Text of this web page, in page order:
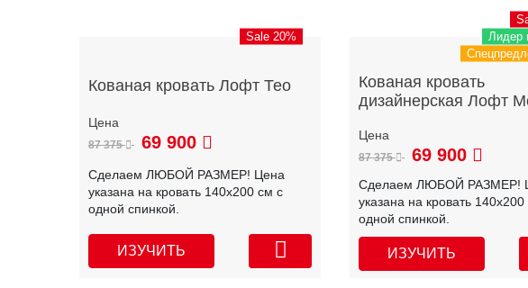
Sale 20%
Кованая кровать Лофт Тео
87 375 69 900
Сделаем ЛЮБОЙ РАЗМЕР! Цена
указана на кровать 140х200 см с
одной спинкой.
ИЗУЧИТЬ
Лидер
Кованая кровать
дизайнерская Лофт
87 375 69 900
Сделаем ЛЮБОЙ РАЗМЕР!
указана на кровать
одной спинкой.
ИЗУЧИТЬ